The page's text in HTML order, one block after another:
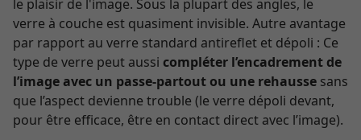
le plaisir de l'image. Sous la plupart des angles, le
verre à couche est quasiment invisible. Autre avantage
par rapport au verre standard antireflet et dépoli : Ce
type de verre peut aussi compléter l’encadrement de
l’image avec un passe-partout ou une rehausse sans
que l’aspect devienne trouble (le verre dépoli devant,
pour être efficace, être en contact direct avec l’image).